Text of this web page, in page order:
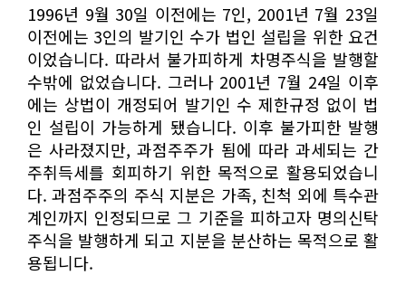
1996년 9월 30일 이전에는 7인, 2001년 7월 23일
이전에는 3인의 발기인 수가 법인 설립을 위한 요건
이었습니다. 따라서 불가피하게 차명주식을 발행할
수밖에 없었습니다. 그러나 2001년 7월 24일 이후
에는 상법이 개정되어 발기인 수 제한규정 없이 법
인 설립이 가능하게 됐습니다. 이후 불가피한 발행
은 사라졌지만, 과점주주가 됨에 따라 과세되는 간
주취득세를 회피하기 위한 목적으로 활용되었습니
다. 과점주주의 주식 지분은 가족, 친척 외에 특수관
계인까지 인정되므로 그 기준을 피하고자 명의신탁
주식을 발행하게 되고 지분을 분산하는 목적으로 활
용됩니다.